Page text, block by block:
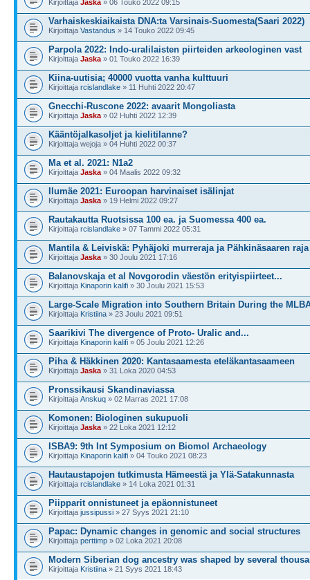
Kirjoittaja Jaska » 06 Touko 2022 09:15
Varhaiskeskiaikaista DNA:ta Varsinais-Suomesta(Saari 2022)
Kirjoittaja Vastandus » 14 Touko 2022 09:45
Parpola 2022: Indo-uralilaisten piirteiden arkeologinen vast
Kirjoittaja Jaska » 01 Touko 2022 16:39
Kiina-uutisia; 40000 vuotta vanha kulttuuri
Kirjoittaja rcislandlake » 11 Huhti 2022 20:47
Gnecchi-Ruscone 2022: avaarit Mongoliasta
Kirjoittaja Jaska » 02 Huhti 2022 12:39
Kääntöjalkasoljet ja kielitilanne?
Kirjoittaja wejoja » 04 Huhti 2022 00:37
Ma et al. 2021: N1a2
Kirjoittaja Jaska » 04 Maalis 2022 09:32
Ilumäe 2021: Euroopan harvinaiset isälinjat
Kirjoittaja Jaska » 19 Helmi 2022 09:27
Rautakautta Ruotsissa 100 ea. ja Suomessa 400 ea.
Kirjoittaja rcislandlake » 07 Tammi 2022 05:31
Mantila & Leiviskä: Pyhäjoki murreraja ja Pähkinäsaaren raja
Kirjoittaja Jaska » 30 Joulu 2021 17:16
Balanovskaja et al Novgorodin väestön erityispiirteet...
Kirjoittaja Kinaporin kalifi » 30 Joulu 2021 15:53
Large-Scale Migration into Southern Britain During the
Kirjoittaja Kristiina » 23 Joulu 2021 09:51
Saarikivi The divergence of Proto- Uralic and...
Kirjoittaja Kinaporin kalifi » 05 Joulu 2021 12:26
Piha & Häkkinen 2020: Kantasaamesta eteläkantasaameen
Kirjoittaja Jaska » 31 Loka 2020 04:53
Pronssikausi Skandinaviassa
Kirjoittaja Anskuq » 02 Marras 2021 17:08
Komonen: Biologinen sukupuoli
Kirjoittaja Jaska » 22 Loka 2021 12:12
ISBA9: 9th Int Symposium on Biomol Archaeology
Kirjoittaja Kinaporin kalifi » 04 Touko 2021 08:23
Hautaustapojen tutkimusta Hämeestä ja Ylä-Satakunnasta
Kirjoittaja rcislandlake » 14 Loka 2021 01:31
Piipparit onnistuneet ja epäonnistuneet
Kirjoittaja jussipussi » 27 Syys 2021 21:10
Papac: Dynamic changes in genomic and social structures
Kirjoittaja perttimp » 02 Loka 2021 20:08
Modern Siberian dog ancestry was shaped by several
Kirjoittaja Kristiina » 21 Syys 2021 18:43